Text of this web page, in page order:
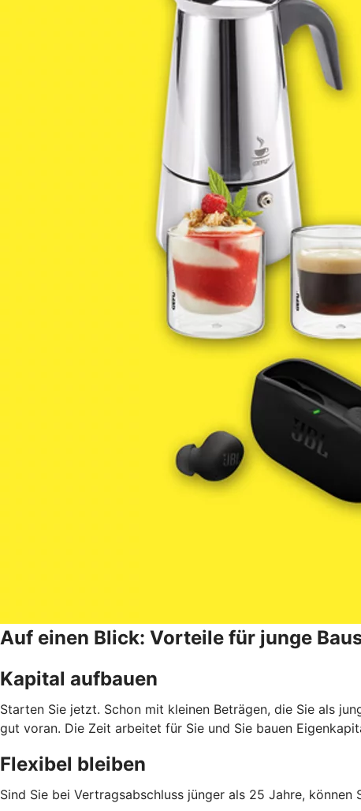
Auf einen Blick: Vorteile für junge
Kapital aufbauen
Starten Sie jetzt. Schon mit kleinen Beträgen, die Sie als
gut voran. Die Zeit arbeitet für Sie und Sie bauen
Flexibel bleiben
Sind Sie bei Vertragsabschluss jünger als 25 Jahre,